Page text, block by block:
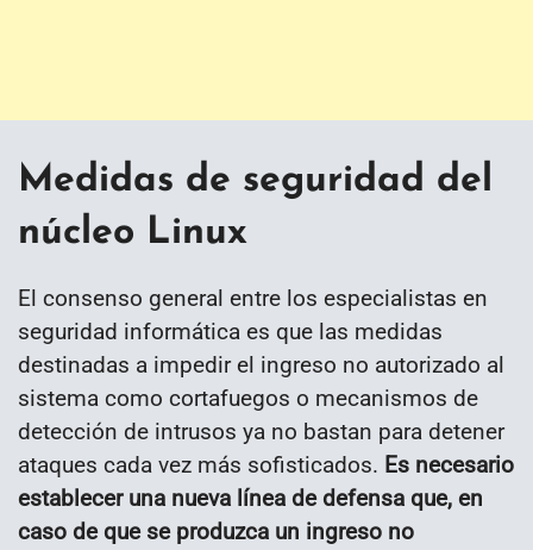
Medidas de seguridad del
núcleo Linux
El consenso general entre los especialistas en
seguridad informática es que las medidas
destinadas a impedir el ingreso no autorizado al
sistema como cortafuegos o mecanismos de
detección de intrusos ya no bastan para detener
ataques cada vez más sofisticados. Es necesario
establecer una nueva línea de defensa que, en
caso de que se produzca un ingreso no